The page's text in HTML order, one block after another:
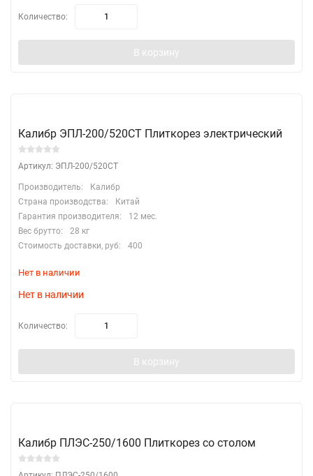
Количество:
В корзину
Калибр ЭПЛ-200/520СТ Плиткорез электрический
Артикул: ЭПЛ-200/520СТ
Производитель:
Калибр
Страна производства:
Китай
Гарантия производителя:
12 мес.
Вес брутто:
28 кг
Стоимость доставки, руб:
400
Нет в наличии
Нет в наличии
Количество:
В корзину
Калибр ПЛЭС-250/1600 Плиткорез со столом